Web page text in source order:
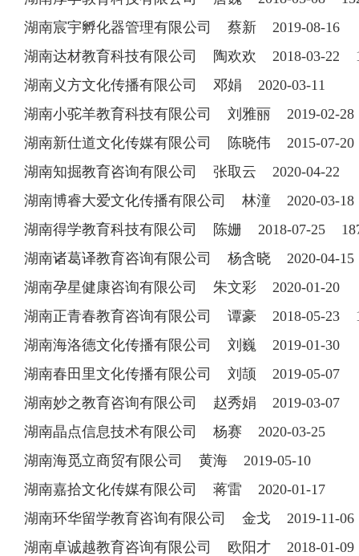
湖南宸宇孵化器管理有限公司 蔡新 2019-08-16
湖南达材教育科技有限公司 陶欢欢 2018-03-22
湖南义方文化传播有限公司 邓娟 2020-03-11
湖南小驼羊教育科技有限公司 刘雅丽 2019-02-
湖南新仕道文化传媒有限公司 陈晓伟 2015-07-
湖南知掘教育咨询有限公司 张取云 2020-04-22
湖南博睿大爱文化传播有限公司 林潼 2020-03-
湖南得学教育科技有限公司 陈姗 2018-07-25
湖南诸葛译教育咨询有限公司 杨含晓 2020-04-
湖南孕星健康咨询有限公司 朱文彩 2020-01-20
湖南正青春教育咨询有限公司 谭豪 2018-05-23
湖南海洛德文化传播有限公司 刘巍 2019-01-30
湖南春田里文化传播有限公司 刘颉 2019-05-07
湖南妙之教育咨询有限公司 赵秀娟 2019-03-07
湖南晶点信息技术有限公司 杨赛 2020-03-25
湖南海觅立商贸有限公司 黄海 2019-05-10
湖南嘉拾文化传媒有限公司 蒋雷 2020-01-17
湖南环华留学教育咨询有限公司 金戈 2019-11-
湖南卓诚越教育咨询有限公司 欧阳才 2018-01-